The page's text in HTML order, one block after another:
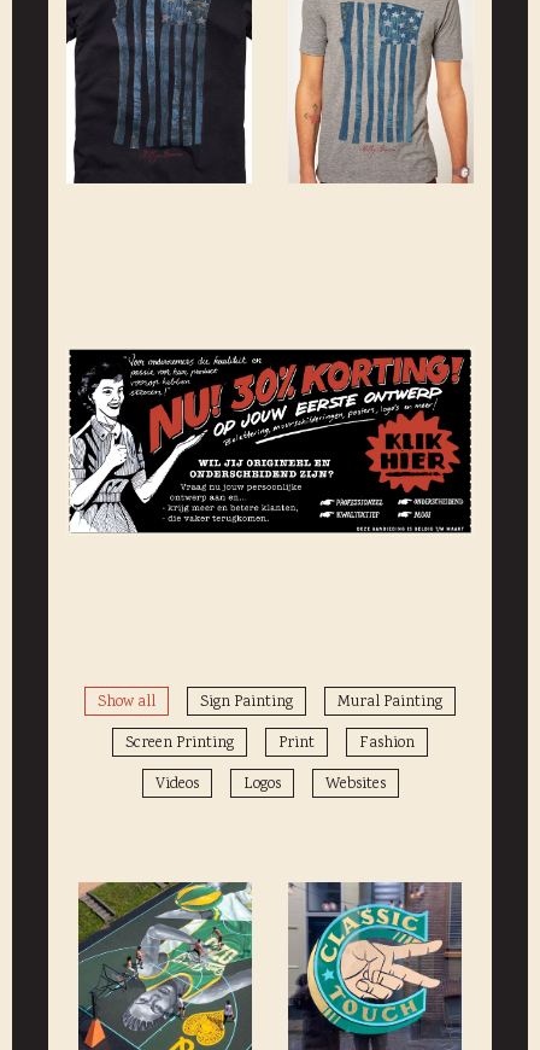
Show all Sign Painting
Mural Painting
Screen Printing
Print
Fashion
Videos
Logos Websites